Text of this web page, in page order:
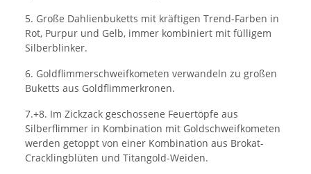
5. Große Dahlienbuketts mit kräftigen Trend-Farben in
Rot, Purpur und Gelb, immer kombiniert mit fülligem
Silberblinker.
6. Goldflimmerschweifkometen verwandeln zu großen
Buketts aus Goldflimmerkronen.
7.+8. Im Zickzack geschossene Feuertöpfe aus
Silberflimmer in Kombination mit Goldschweifkometen
werden getoppt von einer Kombination aus Brokat-
Cracklingblüten und Titangold-Weiden.